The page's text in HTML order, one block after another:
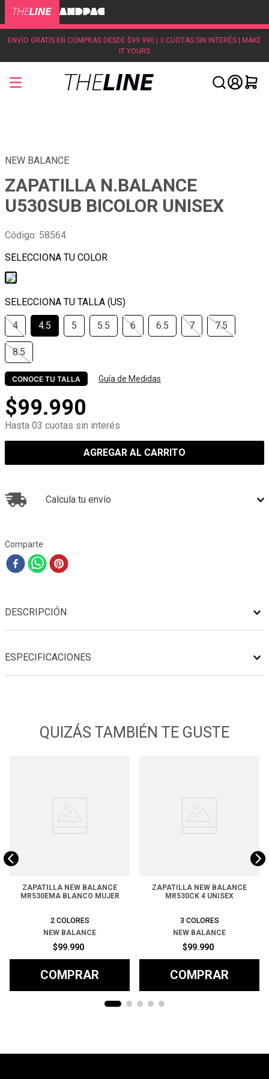
ENVÍO GRATIS EN COMPRAS DESDE $99.990 | 3 CUOTAS SIN INTERÉS | MAKE
IT YOURS
NEW BALANCE
ZAPATILLA N.BALANCE
U530SUB BICOLOR UNISEX
Código: 58564
4 4.5 5 5.5 6 6.5 7 7.5
8.5
CONOCE TU TALLA Guía de Medidas
$99.990
Hasta 03 cuotas sin interés
AGREGAR AL CARRITO
Calcula tu envío
Comparte
DESCRIPCIÓN
ESPECIFICACIONES
QUIZÁS TAMBIÉN TE GUSTE
ZAPATILLA NEW BALANCE
MR530EMA BLANCO MUJER
2 COLORES
NEW BALANCE
$99.990
COMPRAR
ZAPATILLA NEW BALANCE
MR530CK 4 UNISEX
3 COLORES
NEW BALANCE
$99.990
COMPRAR